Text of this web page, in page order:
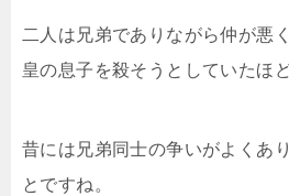
二人は兄弟でありながら仲が悪
皇の息子を殺そうとしていたほど
昔には兄弟同士の争いがよくあ
とですね。